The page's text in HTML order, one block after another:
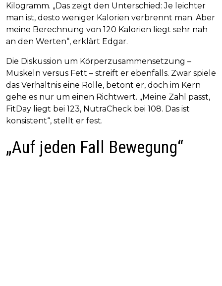
Kilogramm. „Das zeigt den Unterschied: Je leichter
man ist, desto weniger Kalorien verbrennt man. Aber
meine Berechnung von 120 Kalorien liegt sehr nah
an den Werten“, erklärt Edgar.
Die Diskussion um Körperzusammensetzung –
Muskeln versus Fett – streift er ebenfalls. Zwar spiele
das Verhältnis eine Rolle, betont er, doch im Kern
gehe es nur um einen Richtwert. „Meine Zahl passt,
FitDay liegt bei 123, NutraCheck bei 108. Das ist
konsistent“, stellt er fest.
„Auf jeden Fall Bewegung“